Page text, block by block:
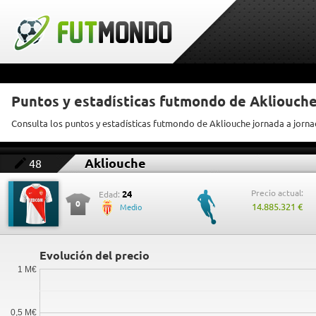
Puntos y estadísticas futmondo de
Consulta los puntos y estadísticas futmondo de Akliouche jornada a
48 Akliouche
0
Edad: 24
Medio
Precio actual:
14.885.321 €
Evolución del precio
0,5 M€
1 M€